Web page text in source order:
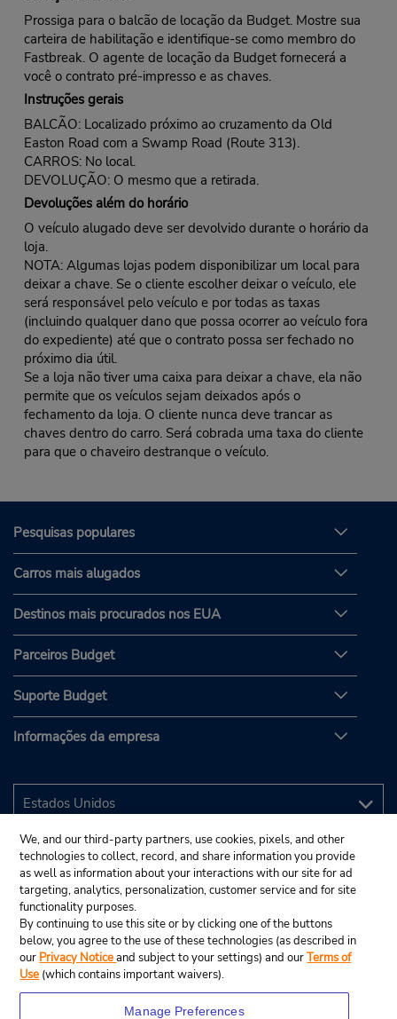
Prossiga para o balcão de locação da Budget. Mostre sua
carteira de habilitação e identifique-se como membro do
Fastbreak. O agente de locação da Budget fornecerá a
você o contrato pré-impresso e as chaves.
Instruções gerais
BALCÃO: Localizado próximo ao cruzamento da Old
Easton Road com a Swamp Road (Route 313).
CARROS: No local.
DEVOLUÇÃO: O mesmo que a retirada.
Devoluções além do horário
O veículo alugado deve ser devolvido durante o horário da
loja.
NOTA: Algumas lojas podem disponibilizar um local para
deixar a chave. Se o cliente escolher deixar o veículo, ele
será responsável pelo veículo e por todas as taxas
(incluindo qualquer dano que possa ocorrer ao veículo fora
do expediente) até que o contrato possa ser fechado no
próximo dia útil.
Se a loja não tiver uma caixa para deixar a chave, ela não
permite que os veículos sejam deixados após o
fechamento da loja. O cliente nunca deve trancar as
chaves dentro do carro. Será cobrada uma taxa do cliente
para que o chaveiro destranque o veículo.
Pesquisas populares
Carros mais alugados
Destinos mais procurados nos EUA
Parceiros Budget
Suporte Budget
Informações da empresa
We, and our third-party partners, use cookies, pixels, and other
technologies to collect, record, and share information you provide
as well as information about your interactions with our site for ad
targeting, analytics, personalization, customer service and for site
functionality purposes.
By continuing to use this site or by clicking one of the buttons
below, you agree to the use of these technologies (as described in
our Privacy Noticeand subject to your settings) and ourTerms of
Use (which contains important waivers).
Manage Preferences